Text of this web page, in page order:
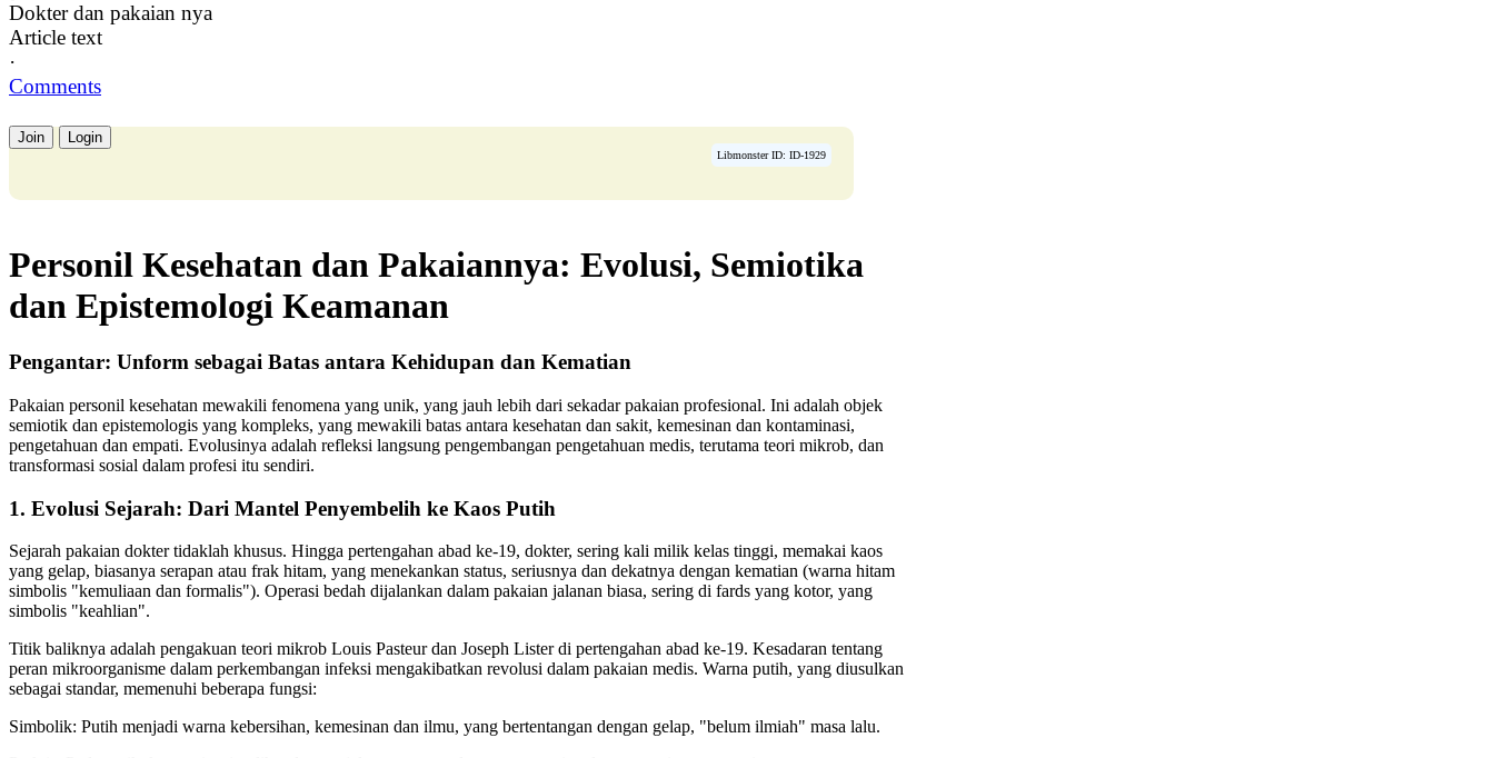
Dokter dan pakaian nya
Article text
·
Comments
Join Login
Libmonster ID: ID-1929
Personil Kesehatan dan Pakaiannya: Evolusi, Semiotika
dan Epistemologi Keamanan
Pengantar: Unform sebagai Batas antara Kehidupan dan Kematian
Pakaian personil kesehatan mewakili fenomena yang unik, yang jauh lebih dari sekadar pakaian profesional. Ini adalah objek
semiotik dan epistemologis yang kompleks, yang mewakili batas antara kesehatan dan sakit, kemesinan dan kontaminasi,
pengetahuan dan empati. Evolusinya adalah refleksi langsung pengembangan pengetahuan medis, terutama teori mikrob, dan
transformasi sosial dalam profesi itu sendiri.
1. Evolusi Sejarah: Dari Mantel Penyembelih ke Kaos Putih
Sejarah pakaian dokter tidaklah khusus. Hingga pertengahan abad ke-19, dokter, sering kali milik kelas tinggi, memakai kaos
yang gelap, biasanya serapan atau frak hitam, yang menekankan status, seriusnya dan dekatnya dengan kematian (warna hitam
simbolis "kemuliaan dan formalis"). Operasi bedah dijalankan dalam pakaian jalanan biasa, sering di fards yang kotor, yang
simbolis "keahlian".
Titik baliknya adalah pengakuan teori mikrob Louis Pasteur dan Joseph Lister di pertengahan abad ke-19. Kesadaran tentang
peran mikroorganisme dalam perkembangan infeksi mengakibatkan revolusi dalam pakaian medis. Warna putih, yang diusulkan
sebagai standar, memenuhi beberapa fungsi:
Simbolik: Putih menjadi warna kebersihan, kemesinan dan ilmu, yang bertentangan dengan gelap, "belum ilmiah" masa lalu.